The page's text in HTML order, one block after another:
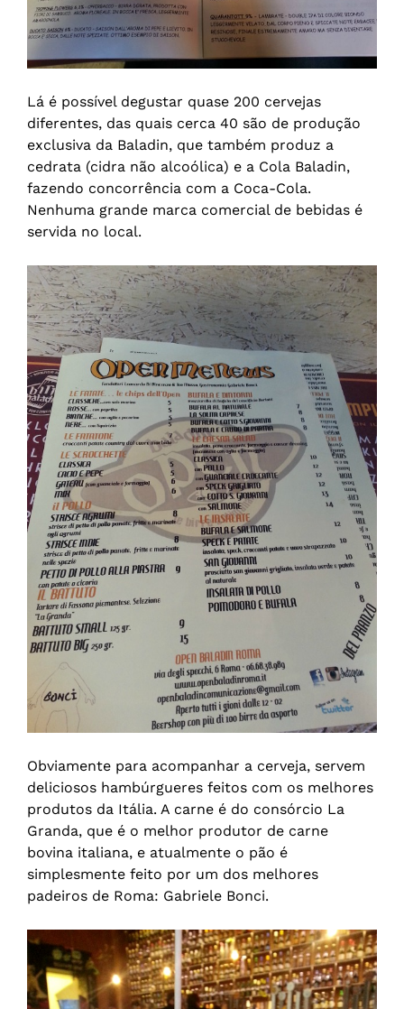
Lá é possível degustar quase 200 cervejas
diferentes, das quais cerca 40 são de produção
exclusiva da Baladin, que também produz a
cedrata (cidra não alcoólica) e a Cola Baladin,
fazendo concorrência com a Coca-Cola.
Nenhuma grande marca comercial de bebidas é
servida no local.
Obviamente para acompanhar a cerveja, servem
deliciosos hambúrgueres feitos com os melhores
produtos da Itália. A carne é do consórcio La
Granda, que é o melhor produtor de carne
bovina italiana, e atualmente o pão é
simplesmente feito por um dos melhores
padeiros de Roma: Gabriele Bonci.